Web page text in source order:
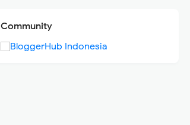
Community